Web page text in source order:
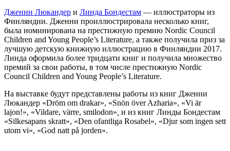
Дженни Люкандер и Линда Бондестам — иллюстраторы из
Финляндии. Дженни проиллюстрировала несколько книг,
была номинирована на престижную премию Nordic Council
Children and Young People’s Literature, а также получила приз за
лучшую детскую книжную иллюстрацию в Финляндии 2017.
Линда оформила более тридцати книг и получила множество
премий за свои работы, в том числе престижную Nordic
Council Children and Young People’s Literature.
На выставке будут представлены работы из книг Дженни
Люкандер «Dröm om drakar», «Snön över Azharia», «Vi är
lajon!», «Vildare, värre, smilodon», и из книг Линды Бондестам
«Silkesapans skratt», «Den ofantliga Rosabel», «Djur som ingen sett
utom vi», «God natt på jorden».